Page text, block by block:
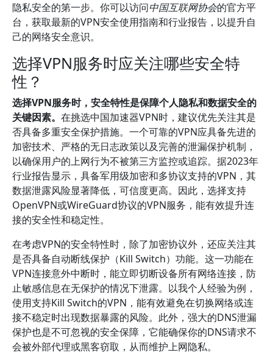
隐私安全的第一步。你可以访问中国互联网协会的官方平
台，获取最新的VPN安全使用指南和行业报告，以提升自
己的网络安全意识。
选择VPN服务时应关注哪些安全特
性？
选择VPN服务时，安全特性是保障个人隐私和数据安全的
关键因素。 在挑选中国加速器VPN时，建议优先关注其是
否具备多重安全保护措施。一个可靠的VPN应具备先进的
加密技术、严格的无日志政策以及完善的泄漏保护机制，
以确保用户的上网行为不被第三方监控或追踪。据2023年
行业报告显示，具备军用级加密和多协议支持的VPN，其
数据泄露风险显著降低，可信度更高。因此，选择支持
OpenVPN或WireGuard协议的VPN服务，能有效提升连
接的安全性和稳定性。
在考虑VPN的安全特性时，除了加密协议外，还应关注其
是否具备自动断线保护（Kill Switch）功能。这一功能在
VPN连接意外中断时，能立即切断设备所有网络连接，防
止敏感信息在无保护的情况下泄露。以我个人经验为例，
使用支持Kill Switch的VPN，能有效避免在切换网络或连
接不稳定时出现数据暴露的风险。此外，强大的DNS泄漏
保护也是不可忽视的安全保障，它能确保你的DNS请求不
会被外部代理或黑客窃取，从而维护上网隐私。